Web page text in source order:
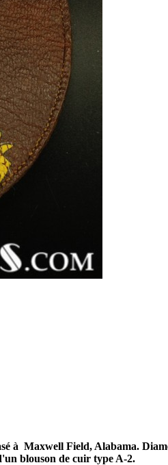
à Maxwell Field, Alabama.
blouson de cuir type A-2.